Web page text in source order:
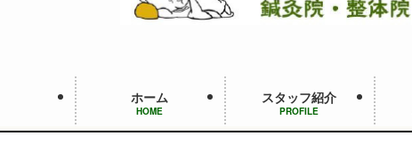
ホーム
HOME
スタッフ紹介
PROFILE